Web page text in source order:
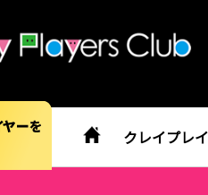
クレイプレ